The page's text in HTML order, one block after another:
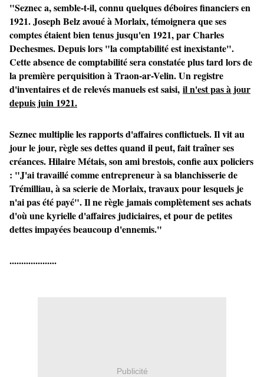
"Seznec a, semble-t-il, connu quelques déboires financiers en
1921. Joseph Belz avoué à Morlaix, témoignera que ses
comptes étaient bien tenus jusqu'en 1921, par Charles
Dechesmes. Depuis lors "la comptabilité est inexistante".
Cette absence de comptabilité sera constatée plus tard lors de
la première perquisition à Traon-ar-Velin. Un registre
d'inventaires et de relevés manuels est saisi, il n'est pas à jour
depuis juin 1921.
Seznec multiplie les rapports d'affaires conflictuels. Il vit au
jour le jour, règle ses dettes quand il peut, fait traîner ses
créances. Hilaire Métais, son ami brestois, confie aux policiers
: "J'ai travaillé comme entrepreneur à sa blanchisserie de
Trémilliau, à sa scierie de Morlaix, travaux pour lesquels je
n'ai pas été payé". Il ne règle jamais complètement ses achats
d'où une kyrielle d'affaires judiciaires, et pour de petites
dettes impayées beaucoup d'ennemis."
....................
Publicité